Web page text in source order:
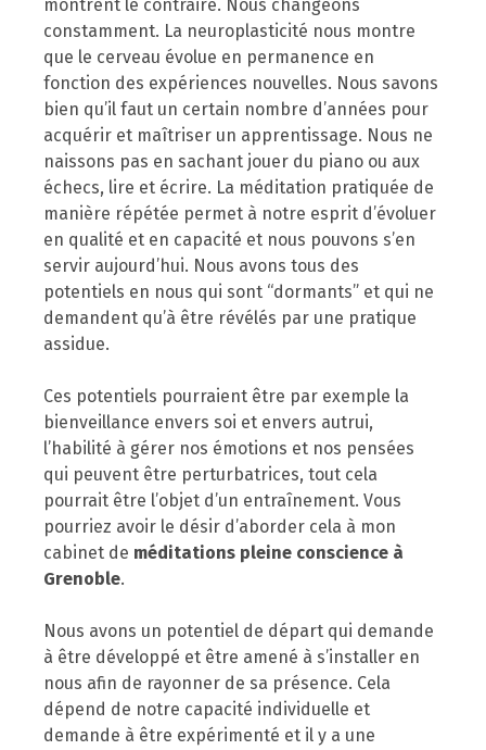
montrent le contraire. Nous changeons
constamment. La neuroplasticité nous montre
que le cerveau évolue en permanence en
fonction des expériences nouvelles. Nous savons
bien qu’il faut un certain nombre d’années pour
acquérir et maîtriser un apprentissage. Nous ne
naissons pas en sachant jouer du piano ou aux
échecs, lire et écrire. La méditation pratiquée de
manière répétée permet à notre esprit d’évoluer
en qualité et en capacité et nous pouvons s’en
servir aujourd’hui. Nous avons tous des
potentiels en nous qui sont “dormants” et qui ne
demandent qu’à être révélés par une pratique
assidue.
Ces potentiels pourraient être par exemple la
bienveillance envers soi et envers autrui,
l’habilité à gérer nos émotions et nos pensées
qui peuvent être perturbatrices, tout cela
pourrait être l’objet d’un entraînement. Vous
pourriez avoir le désir d’aborder cela à mon
cabinet de méditations pleine conscience à
Grenoble.
Nous avons un potentiel de départ qui demande
à être développé et être amené à s’installer en
nous afin de rayonner de sa présence. Cela
dépend de notre capacité individuelle et
demande à être expérimenté et il y a une